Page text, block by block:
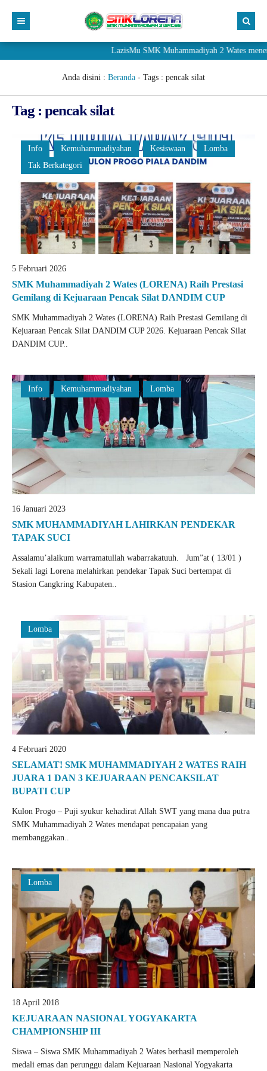
LazisMu SMK Muhammadiyah 2 Wates
Anda disini : Beranda - Tags : pencak silat
Tag : pencak silat
Info Kemuhammadiyahan Kesiswaan
Lomba
Tak Berkategori
5 Februari 2026
SMK Muhammadiyah 2 Wates (LORENA) Raih Prestasi
Gemilang di Kejuaraan Pencak Silat DANDIM CUP
SMK Muhammadiyah 2 Wates (LORENA) Raih Prestasi Gemilang di
Kejuaraan Pencak Silat DANDIM CUP 2026. Kejuaraan Pencak Silat
DANDIM CUP..
Info Kemuhammadiyahan Lomba
16 Januari 2023
SMK MUHAMMADIYAH LAHIRKAN PENDEKAR
TAPAK SUCI
Assalamu’alaikum warramatullah wabarrakatuuh. Jum”at ( 13/01 )
Sekali lagi Lorena melahirkan pendekar Tapak Suci bertempat di
Stasion Cangkring Kabupaten..
Lomba
4 Februari 2020
SELAMAT! SMK MUHAMMADIYAH 2 WATES RAIH
JUARA 1 DAN 3 KEJUARAAN PENCAKSILAT
BUPATI CUP
Kulon Progo – Puji syukur kehadirat Allah SWT yang mana dua putra
SMK Muhammadiyah 2 Wates mendapat pencapaian yang
membanggakan..
Lomba
18 April 2018
KEJUARAAN NASIONAL YOGYAKARTA
CHAMPIONSHIP III
Siswa – Siswa SMK Muhammadiyah 2 Wates berhasil memperoleh
medali emas dan perunggu dalam Kejuaraan Nasional Yogyakarta